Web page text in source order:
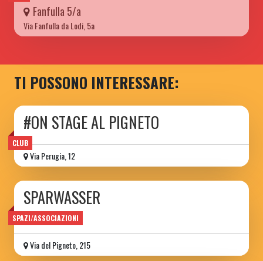
Fanfulla 5/a
Via Fanfulla da Lodi, 5a
TI POSSONO INTERESSARE:
CLUB
#ON STAGE AL PIGNETO
Via Perugia, 12
SPAZI/ASSOCIAZIONI
SPARWASSER
circolo ARCI
Via del Pigneto, 215